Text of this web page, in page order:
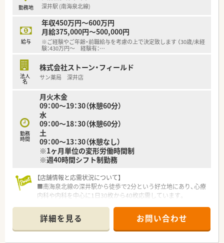
総病床数:296床
（回復期リハ120床、地域包括ケア56床、障害者施設等60床、療養
病床60床）※透析ベッド:60床
◆診療科目
内科, 循環器科, 消化器科, 眼科, 整形外科, 泌尿器科, 歯科, 脳外
科, 皮膚科, 外科, 透析 ,リウマチ科,放射線科,リハビリテーション
科,糖尿病内科,人工透析内科
薬剤師 常勤14名 パート2名
勤務地 深井駅 (南海泉北線)
給与
年収450万円～600万円
月給375,000円～500,000円
※ご経験やご年齢・前職給与を考慮の上で決定致します （30歳/未経
験：430万円～ 経験有：…
法人
名
株式会社ストーン・フィールド
サン薬局 深井店
勤務
時間
月火木金
09：00～19：30（休憩60分）
水
09：00～18：30（休憩60分）
土
09：00～13：30（休憩なし）
※1ヶ月単位の変形労働時間制
※週40時間シフト制勤務
【店舗情報と応需状況について】
■南海泉北線の深井駅から徒歩で2分という好立地にあり、心療
内科や内科を中心に1日30枚から40枚応需しています。
計180名の在宅患者様を支える重要な役割を担います。
■薬剤師は常勤3名と非常勤1名が在籍しており、事務4名と共に
チームワークを大切にしながら日々業務に励んでいます。
詳細を見る お問い合わせ